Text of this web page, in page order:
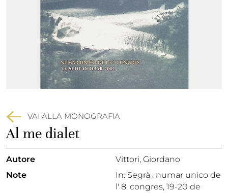
VAI ALLA MONOGRAFIA
Al me dialet
Autore
Vittori, Giordano
Note
In: Segrà : numar unico de
l' 8. congres, 19-20 de